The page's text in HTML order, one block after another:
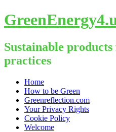
Sustainable
practices
Skip
content
Home
How to be Green
Greenreflection.com
Your Privacy Rights
Cookie Policy
Welcome